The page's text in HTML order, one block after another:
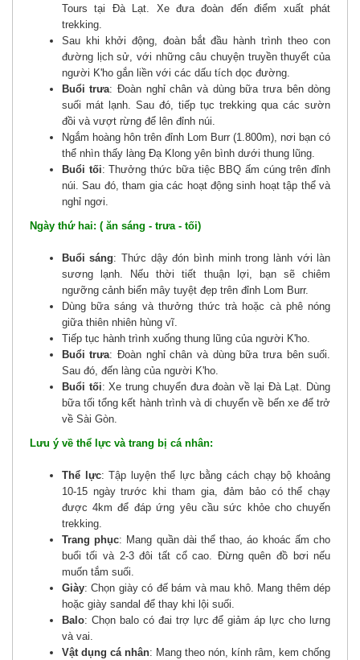
Tours tại Đà Lạt. Xe đưa đoàn đến điểm xuất phát
trekking.
Sau khi khởi động, đoàn bắt đầu hành trình theo con
đường lịch sử, với những câu chuyện truyền thuyết của
người K'ho gắn liền với các dấu tích dọc đường.
Buổi trưa: Đoàn nghỉ chân và dùng bữa trưa bên dòng
suối mát lạnh. Sau đó, tiếp tục trekking qua các sườn
đồi và vượt rừng để lên đỉnh núi.
Ngắm hoàng hôn trên đỉnh Lom Burr (1.800m), nơi bạn có
thể nhìn thấy làng Đạ Klong yên bình dưới thung lũng.
Buổi tối: Thưởng thức bữa tiệc BBQ ấm cúng trên đỉnh
núi. Sau đó, tham gia các hoạt động sinh hoạt tập thể và
nghỉ ngơi.
Ngày thứ hai: ( ăn sáng - trưa - tối)
Buổi sáng: Thức dậy đón bình minh trong lành với làn
sương lạnh. Nếu thời tiết thuận lợi, bạn sẽ chiêm
ngưỡng cảnh biển mây tuyệt đẹp trên đỉnh Lom Burr.
Dùng bữa sáng và thưởng thức trà hoặc cà phê nóng
giữa thiên nhiên hùng vĩ.
Tiếp tục hành trình xuống thung lũng của người K'ho.
Buổi trưa: Đoàn nghỉ chân và dùng bữa trưa bên suối.
Sau đó, đến làng của người K'ho.
Buổi tối: Xe trung chuyển đưa đoàn về lại Đà Lạt. Dùng
bữa tối tổng kết hành trình và di chuyển về bến xe để trở
về Sài Gòn.
Lưu ý về thể lực và trang bị cá nhân:
Thể lực: Tập luyện thể lực bằng cách chạy bộ khoảng
10-15 ngày trước khi tham gia, đảm bảo có thể chạy
được 4km để đáp ứng yêu cầu sức khỏe cho chuyến
trekking.
Trang phục: Mang quần dài thể thao, áo khoác ấm cho
buổi tối và 2-3 đôi tất cổ cao. Đừng quên đồ bơi nếu
muốn tắm suối.
Giày: Chọn giày có đế bám và mau khô. Mang thêm dép
hoặc giày sandal để thay khi lội suối.
Balo: Chọn balo có đai trợ lực để giảm áp lực cho lưng
và vai.
Vật dụng cá nhân: Mang theo nón, kính râm, kem chống